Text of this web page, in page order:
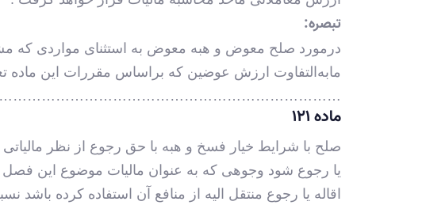
تبصره:
مابه‌التفاوت ارزش عوضین که براساس مقررات این
ماده ۱۲۱
صلح با شرایط خیار فسخ و هبه با حق رجوع از نظر
یا رجوع شود وجوهی که به عنوان مالیات موضوع این
اقاله یا رجوع منتقل الیه از منافع آن استفاده کرده